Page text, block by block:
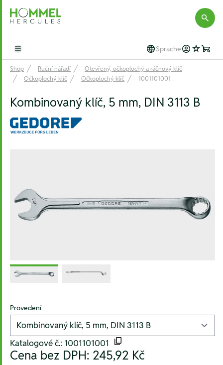
Hommel Hercules
Open main menu Sprache
Shop Ruční nářadí
Otevřený, očkoplochý a ráčnový klíč
Očkoplochý klíč
Očkoplochý klíč 1001101001
Kombinovaný klíč, 5 mm, DIN 3113 B
Provedení
Katalogové č.: 1001101001
Cena bez DPH: 245,92 Kč